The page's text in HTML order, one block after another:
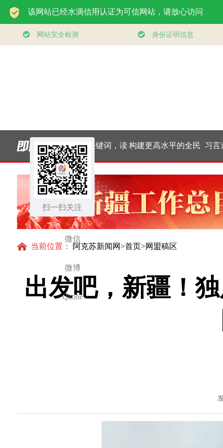
扫一扫关注
微信
微博
Qzone
一见·三个关键词，读
懂中国经济“半年答
卷”
构建更高水平的全民
健身公共服务体系
习言道｜健康是
他是后面的0
当前位置： 阿克苏新闻网>首页>网盟稿区
出发吧，新疆！